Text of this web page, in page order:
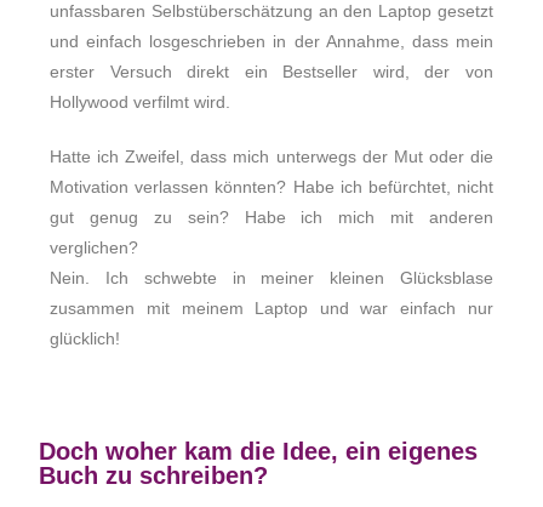
unfassbaren Selbstüberschätzung an den Laptop gesetzt
und einfach losgeschrieben in der Annahme, dass mein
erster Versuch direkt ein Bestseller wird, der von
Hollywood verfilmt wird.
Hatte ich Zweifel, dass mich unterwegs der Mut oder die
Motivation verlassen könnten? Habe ich befürchtet, nicht
gut genug zu sein? Habe ich mich mit anderen
verglichen?
Nein. Ich schwebte in meiner kleinen Glücksblase
zusammen mit meinem Laptop und war einfach nur
glücklich!
Doch woher kam die Idee, ein eigenes
Buch zu schreiben?